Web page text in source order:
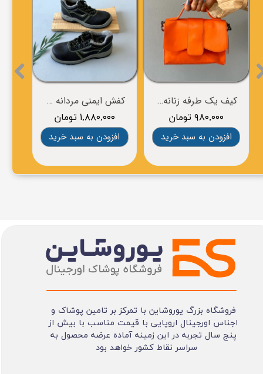
کفش ایمنی مردانه SAFETY SHOES
۱,۸۸۰,۰۰۰ تومان
افزودن به سبد خرید
کیف یک طرفه زنانه برند ACCESSORIES
۹۸۰,۰۰۰ تومان
افزودن به سبد خرید
فروشگاه بزرگ یوروشاین با تمرکز بر تامین پوشاک و
اجناس اورجینال اروپایی با قیمت مناسب با بیش از
پنج سال تجربه در این زمینه آماده عرضه محصول به
سراسر نقاط کشور خواهد بود